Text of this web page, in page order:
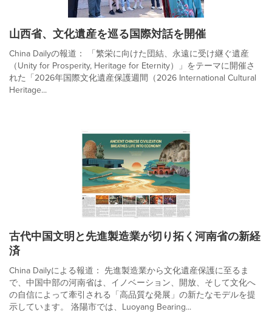
山西省、文化遺産を巡る国際対話を開催
China Dailyの報道： 「繁栄に向けた団結、永遠に受け継ぐ遺産
（Unity for Prosperity, Heritage for Eternity）」をテーマに開催さ
れた「2026年国際文化遺産保護週間（2026 International Cultural
Heritage...
古代中国文明と先進製造業が切り拓く河南省の新経
済
China Dailyによる報道： 先進製造業から文化遺産保護に至るま
で、中国中部の河南省は、イノベーション、開放、そして文化へ
の自信によって牽引される「高品質な発展」の新たなモデルを提
示しています。 洛陽市では、Luoyang Bearing...